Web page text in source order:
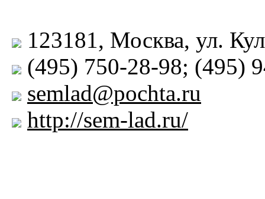
123181, Москва, ул.
(495) 750-28-98; (495)
semlad@pochta.ru
http://sem-lad.ru/